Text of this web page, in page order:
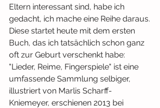
Eltern interessant sind, habe ich
gedacht, ich mache eine Reihe daraus.
Diese startet heute mit dem ersten
Buch, das ich tatsächlich schon ganz
oft zur Geburt verschenkt habe:
"Lieder, Reime, Fingerspiele" ist eine
umfassende Sammlung selbiger,
illustriert von Marlis Scharff-
Kniemeyer, erschienen 2013 bei